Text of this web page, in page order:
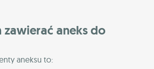
aneks do
aneksu to: